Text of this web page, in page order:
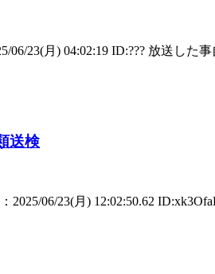
23(月) 04:02:19 ID:??? 放送した
送検
06/23(月) 12:02:50.62